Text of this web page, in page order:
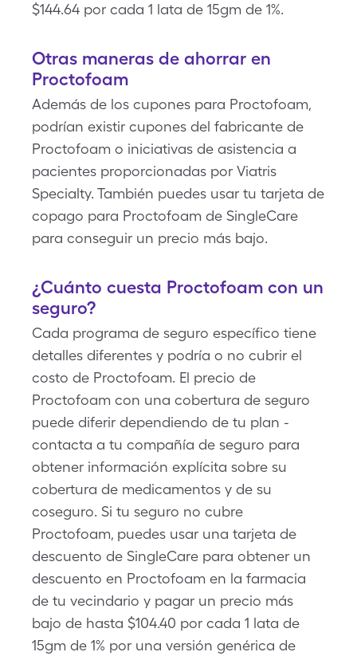
$144.64 por cada 1 lata de 15gm de 1%.
Otras maneras de ahorrar en
Proctofoam
Además de los cupones para Proctofoam,
podrían existir cupones del fabricante de
Proctofoam o iniciativas de asistencia a
pacientes proporcionadas por Viatris
Specialty. También puedes usar tu tarjeta de
copago para Proctofoam de SingleCare
para conseguir un precio más bajo.
¿Cuánto cuesta Proctofoam con un
seguro?
Cada programa de seguro específico tiene
detalles diferentes y podría o no cubrir el
costo de Proctofoam. El precio de
Proctofoam con una cobertura de seguro
puede diferir dependiendo de tu plan -
contacta a tu compañía de seguro para
obtener información explícita sobre su
cobertura de medicamentos y de su
coseguro. Si tu seguro no cubre
Proctofoam, puedes usar una tarjeta de
descuento de SingleCare para obtener un
descuento en Proctofoam en la farmacia
de tu vecindario y pagar un precio más
bajo de hasta $104.40 por cada 1 lata de
15gm de 1% por una versión genérica de